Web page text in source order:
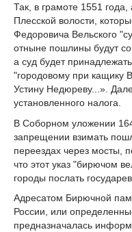
Так, в грамоте 1551
Плесской волости,
Федоровича Вельского
отныне пошлины будут
а суд будет
"городовому при кащику
Устину Недюреву...».
установленного налога.
В Соборном уложении
запрещении взимать
переездах через мосты,
что этот указ "бирючом
городы послать
Адресатом Бирючной
России, или
предназначалась